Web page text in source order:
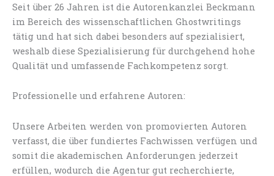
Seit über 26 Jahren ist die Autorenkanzlei Beckmann
im Bereich des wissenschaftlichen Ghostwritings
tätig und hat sich dabei besonders auf spezialisiert,
weshalb diese Spezialisierung für durchgehend hohe
Qualität und umfassende Fachkompetenz sorgt.
Professionelle und erfahrene Autoren:
Unsere Arbeiten werden von promovierten Autoren
verfasst, die über fundiertes Fachwissen verfügen und
somit die akademischen Anforderungen jederzeit
erfüllen, wodurch die Agentur gut recherchierte,